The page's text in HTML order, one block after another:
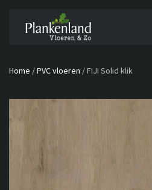
Home /PVC vloeren /FIJI Solid klik